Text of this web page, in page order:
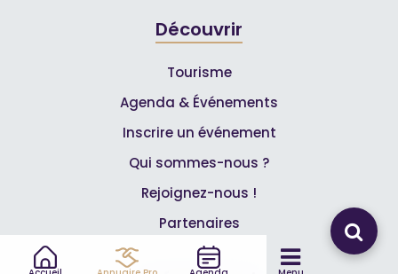
Découvrir
Tourisme
Agenda & Événements
Inscrire un événement
Qui sommes-nous ?
Rejoignez-nous !
Partenaires